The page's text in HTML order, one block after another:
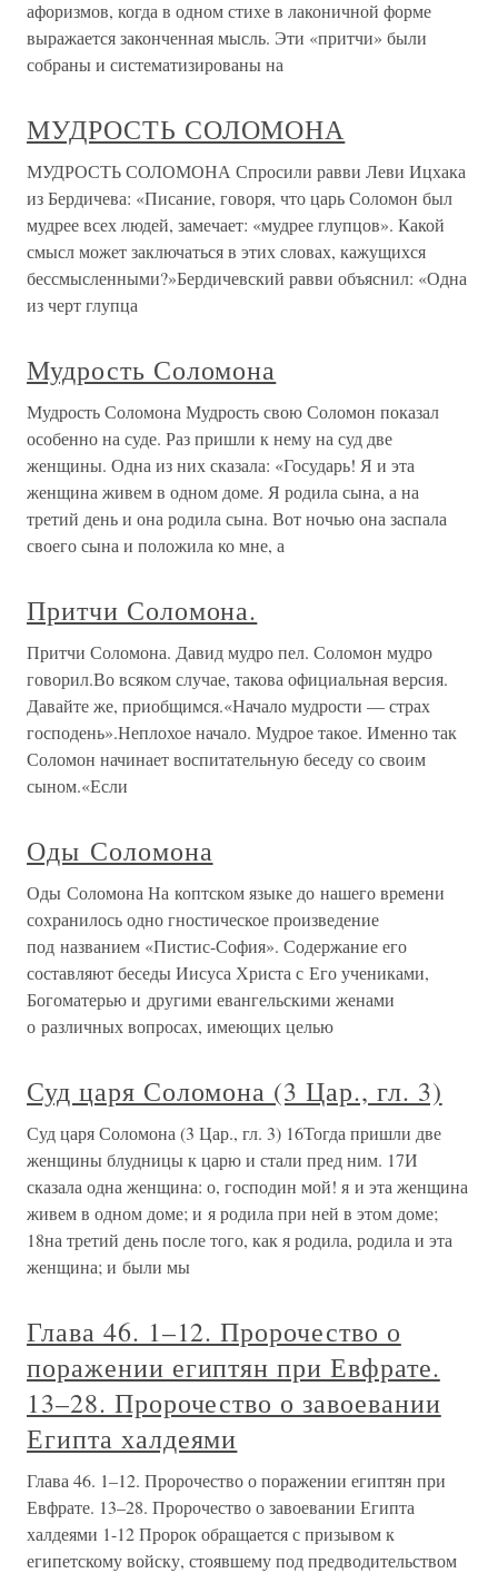
афоризмов, когда в одном стихе в лаконичной форме
выражается законченная мысль. Эти «притчи» были
собраны и систематизированы на
МУДРОСТЬ СОЛОМОНА
МУДРОСТЬ СОЛОМОНА Спросили равви Леви Ицхака
из Бердичева: «Писание, говоря, что царь Соломон был
мудрее всех людей, замечает: «мудрее глупцов». Какой
смысл может заключаться в этих словах, кажущихся
бессмысленными?»Бердичевский равви объяснил: «Одна
из черт глупца
Мудрость Соломона
Мудрость Соломона Мудрость свою Соломон показал
особенно на суде. Раз пришли к нему на суд две
женщины. Одна из них сказала: «Государь! Я и эта
женщина живем в одном доме. Я родила сына, а на
третий день и она родила сына. Вот ночью она заспала
своего сына и положила ко мне, а
Притчи Соломона.
Притчи Соломона. Давид мудро пел. Соломон мудро
говорил.Во всяком случае, такова официальная версия.
Давайте же, приобщимся.«Начало мудрости — страх
господень».Неплохое начало. Мудрое такое. Именно так
Соломон начинает воспитательную беседу со своим
сыном.«Если
Оды Соломона
Оды Соломона На коптском языке до нашего времени
сохранилось одно гностическое произведение
под названием «Пистис-София». Содержание его
составляют беседы Иисуса Христа с Его учениками,
Богоматерью и другими евангельскими женами
о различных вопросах, имеющих целью
Суд царя Соломона (3 Цар., гл. 3)
Суд царя Соломона (3 Цар., гл. 3) 16Тогда пришли две
женщины блудницы к царю и стали пред ним. 17И
сказала одна женщина: о, господин мой! я и эта женщина
живем в одном доме; и я родила при ней в этом доме;
18на третий день после того, как я родила, родила и эта
женщина; и были мы
Глава 46. 1–12. Пророчество о
поражении египтян при Евфрате.
13–28. Пророчество о завоевании
Египта халдеями
Глава 46. 1–12. Пророчество о поражении египтян при
Евфрате. 13–28. Пророчество о завоевании Египта
халдеями 1-12 Пророк обращается с призывом к
египетскому войску, стоявшему под предводительством